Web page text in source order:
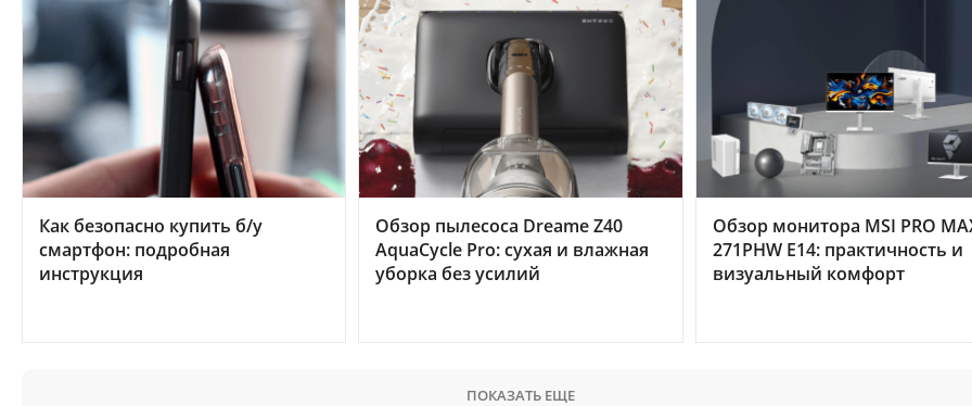
Как безопасно купить б/у
смартфон: подробная
инструкция
Обзор пылесоса Dreame Z40
AquaCycle Pro: сухая и влажная
уборка без усилий
Обзор монитора MSI PRO
271PHW E14: практичность и
визуальный комфорт
ПОКАЗАТЬ ЕЩЕ